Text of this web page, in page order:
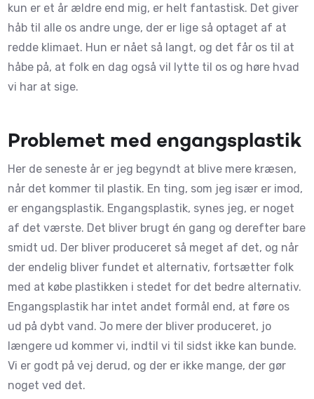
kun er et år ældre end mig, er helt fantastisk. Det giver
håb til alle os andre unge, der er lige så optaget af at
redde klimaet. Hun er nået så langt, og det får os til at
håbe på, at folk en dag også vil lytte til os og høre hvad
vi har at sige.
Problemet med engangsplastik
Her de seneste år er jeg begyndt at blive mere kræsen,
når det kommer til plastik. En ting, som jeg især er imod,
er engangsplastik. Engangsplastik, synes jeg, er noget
af det værste. Det bliver brugt én gang og derefter bare
smidt ud. Der bliver produceret så meget af det, og når
der endelig bliver fundet et alternativ, fortsætter folk
med at købe plastikken i stedet for det bedre alternativ.
Engangsplastik har intet andet formål end, at føre os
ud på dybt vand. Jo mere der bliver produceret, jo
længere ud kommer vi, indtil vi til sidst ikke kan bunde.
Vi er godt på vej derud, og der er ikke mange, der gør
noget ved det.